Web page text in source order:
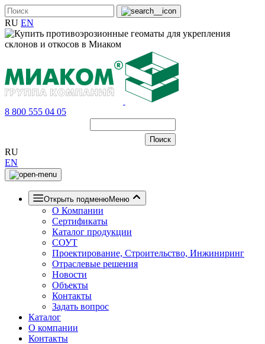
RU EN
8 800 555 04 05
RU
EN
Открыть подменюМеню
О Компании
Сертификаты
Каталог продукции
СОУТ
Проектирование, Строительство, Инжиниринг
Отраслевые решения
Новости
Объекты
Контакты
Задать вопрос
Каталог
О компании
Контакты